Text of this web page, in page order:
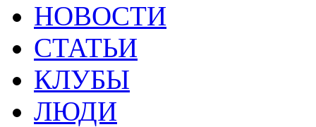
НОВОСТИ
СТАТЬИ
КЛУБЫ
ЛЮДИ